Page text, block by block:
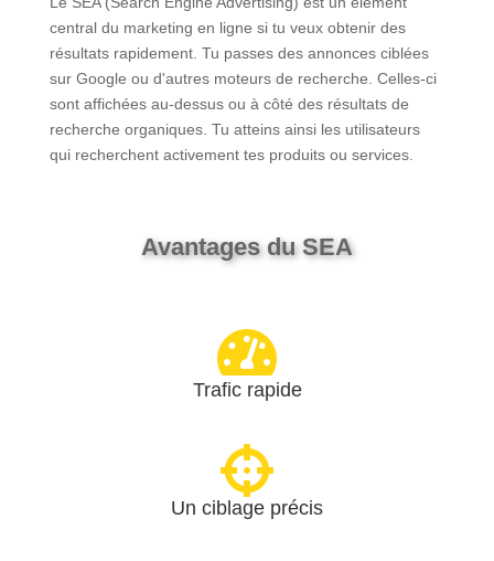
central du marketing en ligne si tu veux obtenir des
résultats rapidement. Tu passes des annonces ciblées
sur Google ou d'autres moteurs de recherche. Celles-ci
sont affichées au-dessus ou à côté des résultats de
recherche organiques. Tu atteins ainsi les utilisateurs
qui recherchent activement tes produits ou services.
Avantages du SEA

Trafic rapide

Un ciblage précis